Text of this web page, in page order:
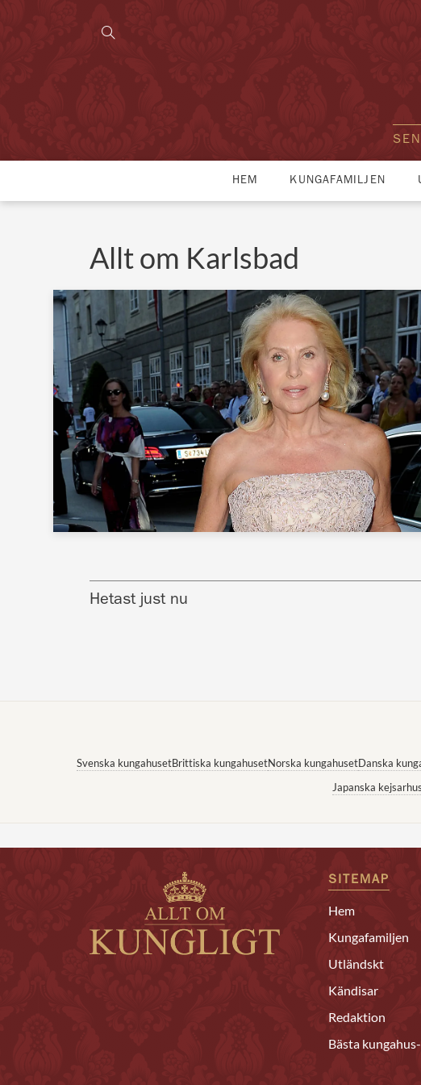
HEM KUNGAFAMILJEN
Allt om Karlsbad
Hetast just nu
Svenska kungahusetBrittiska kungahusetNorska kungahusetDanska
Japanska
SITEMAP
Hem
Kungafamiljen
Utländskt
Kändisar
Redaktion
Bästa